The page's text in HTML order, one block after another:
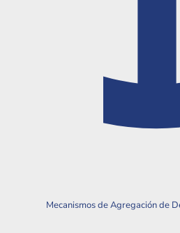
Mecanismos de Agregación de